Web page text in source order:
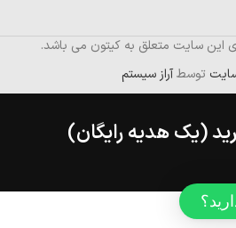
این سایت متعلق به کیتون می باشد.
توسطآراز سیستم
(یک هدیه رایگان)